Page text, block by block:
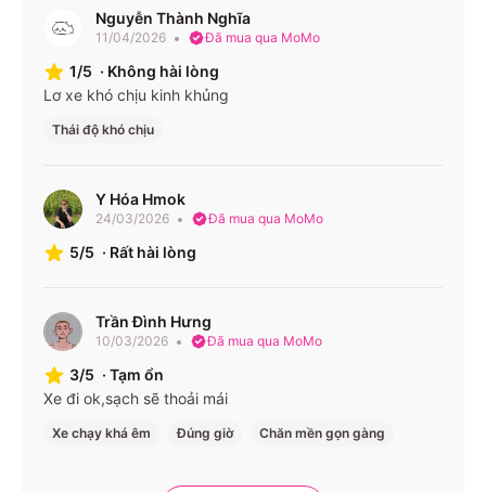
VPĐN 37 Nguyễn Tường Phổ, P. Hoà Minh
1900888684
Văn phòng nhà xe Mai Linh (Đà Nẵng) ở Đắk Lắk VP
BMT Km4+ 500 Nguyễn Chí Thanh 1900888684
Nguyễn Thành Nghĩa
11/04/2026 Đã mua qua MoMo
1/5 · Không hài lòng
Lơ xe khó chịu kinh khủng
Thái độ khó chịu
Y Hóa Hmok
24/03/2026 Đã mua qua MoMo
5/5 · Rất hài lòng
Trần Đình Hưng
10/03/2026 Đã mua qua MoMo
3/5 · Tạm ổn
Xe đi ok,sạch sẽ thoải mái
Xe chạy khá êm Đúng giờ Chăn mền gọn gàng